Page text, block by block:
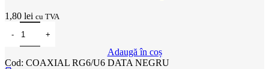
1,80 lei cu TVA
Cantitate Cablu Coaxial RG6 CU/CU Negru
Adaugă în coș
Cod: COAXIAL RG6/U6 DATA NEGRU